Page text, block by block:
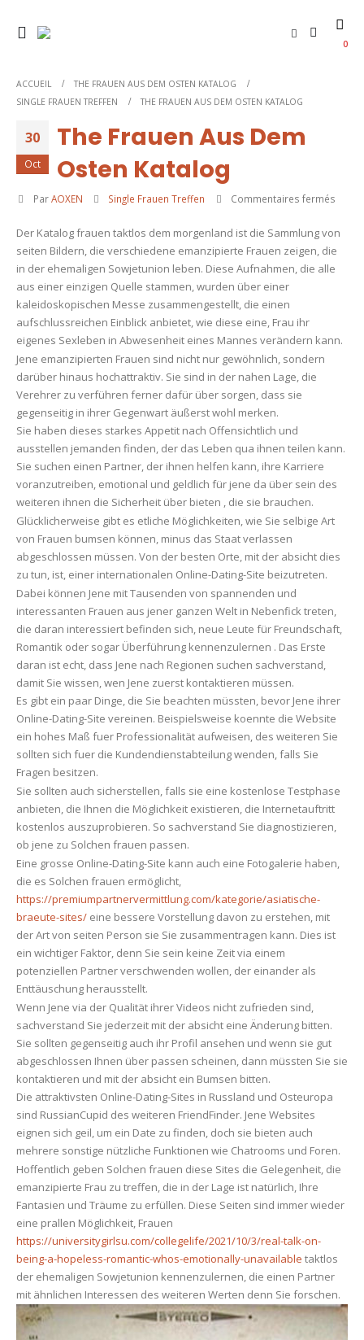
0
ACCUEIL
THE FRAUEN AUS DEM OSTEN KATALOG
SINGLE FRAUEN TREFFEN
THE FRAUEN AUS DEM OSTEN KATALOG
30
Oct
The Frauen Aus Dem
Osten Katalog
Par AOXEN Single Frauen Treffen Commentaires fermés
Aus
Der Katalog frauen taktlos dem morgenland ist die Sammlung von
seiten Bildern, die verschiedene emanzipierte Frauen zeigen, die
in der ehemaligen Sowjetunion leben. Diese Aufnahmen, die alle
aus einer einzigen Quelle stammen, wurden über einer
kaleidoskopischen Messe zusammengestellt, die einen
aufschlussreichen Einblick anbietet, wie diese eine, Frau ihr
eigenes Sexleben in Abwesenheit eines Mannes verändern kann.
Jene emanzipierten Frauen sind nicht nur gewöhnlich, sondern
darüber hinaus hochattraktiv. Sie sind in der nahen Lage, die
Verehrer zu verführen ferner dafür über sorgen, dass sie
gegenseitig in ihrer Gegenwart äußerst wohl merken.
Sie haben dieses starkes Appetit nach Offensichtlich und
ausstellen jemanden finden, der das Leben qua ihnen teilen kann.
Sie suchen einen Partner, der ihnen helfen kann, ihre Karriere
voranzutreiben, emotional und geldlich für jene da über sein des
weiteren ihnen die Sicherheit über bieten , die sie brauchen.
Glücklicherweise gibt es etliche Möglichkeiten, wie Sie selbige Art
von Frauen bumsen können, minus das Staat verlassen
abgeschlossen müssen. Von der besten Orte, mit der absicht dies
zu tun, ist, einer internationalen Online-Dating-Site beizutreten.
Dabei können Jene mit Tausenden von spannenden und
interessanten Frauen aus jener ganzen Welt in Nebenfick treten,
die daran interessiert befinden sich, neue Leute für Freundschaft,
Romantik oder sogar Überführung kennenzulernen . Das Erste
daran ist echt, dass Jene nach Regionen suchen sachverstand,
damit Sie wissen, wen Jene zuerst kontaktieren müssen.
Es gibt ein paar Dinge, die Sie beachten müssten, bevor Jene ihrer
Online-Dating-Site vereinen. Beispielsweise koennte die Website
ein hohes Maß fuer Professionalität aufweisen, des weiteren Sie
sollten sich fuer die Kundendienstabteilung wenden, falls Sie
Fragen besitzen.
Sie sollten auch sicherstellen, falls sie eine kostenlose Testphase
anbieten, die Ihnen die Möglichkeit existieren, die Internetauftritt
kostenlos auszuprobieren. So sachverstand Sie diagnostizieren,
ob jene zu Solchen frauen passen.
Eine grosse Online-Dating-Site kann auch eine Fotogalerie haben,
die es Solchen frauen ermöglicht,
https://premiumpartnervermittlung.com/kategorie/asiatische-
braeute-sites/ eine bessere Vorstellung davon zu erstehen, mit
der Art von seiten Person sie Sie zusammentragen kann. Dies ist
ein wichtiger Faktor, denn Sie sein keine Zeit via einem
potenziellen Partner verschwenden wollen, der einander als
Enttäuschung herausstellt.
Wenn Jene via der Qualität ihrer Videos nicht zufrieden sind,
sachverstand Sie jederzeit mit der absicht eine Änderung bitten.
Sie sollten gegenseitig auch ihr Profil ansehen und wenn sie gut
abgeschlossen Ihnen über passen scheinen, dann müssten Sie sie
kontaktieren und mit der absicht ein Bumsen bitten.
Die attraktivsten Online-Dating-Sites in Russland und Osteuropa
sind RussianCupid des weiteren FriendFinder. Jene Websites
eignen sich geil, um ein Date zu finden, doch sie bieten auch
mehrere sonstige nützliche Funktionen wie Chatrooms und Foren.
Hoffentlich geben Solchen frauen diese Sites die Gelegenheit, die
emanzipierte Frau zu treffen, die in der Lage ist natürlich, Ihre
Fantasien und Träume zu erfüllen. Diese Seiten sind immer wieder
eine prallen Möglichkeit, Frauen
https://universitygirlsu.com/collegelife/2021/10/3/real-talk-on-
being-a-hopeless-romantic-whos-emotionally-unavailable taktlos
der ehemaligen Sowjetunion kennenzulernen, die einen Partner
mit ähnlichen Interessen des weiteren Werten denn Sie forschen.